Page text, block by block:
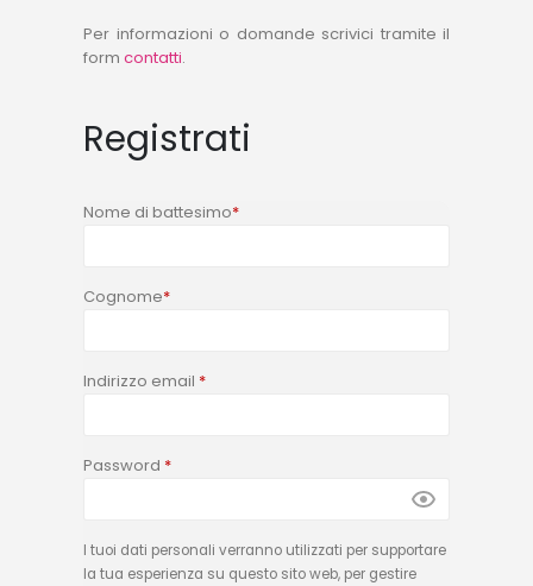
Per informazioni o domande scrivici tramite il
form contatti.
Registrati
Nome di battesimo*
Cognome*
Indirizzo email *
Password *
I tuoi dati personali verranno utilizzati per supportare
la tua esperienza su questo sito web, per gestire